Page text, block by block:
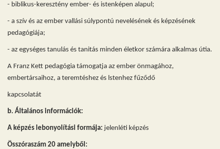
- biblikus-keresztény ember- és istenképen alapul;
- a szív és az ember vallási súlypontú nevelésének és képzésének
pedagógiája;
- az egységes tanulás és tanitás minden életkor számára alkalmas útia.
A Franz Kett pedagógia támogatja az ember önmagához,
embertársaihoz, a teremtéshez és lstenhez fűződő
kapcsolatát
b. Általános információk:
A képzés lebonyolítási formája: jelenléti képzés
Összóraszám 20 amelyből: